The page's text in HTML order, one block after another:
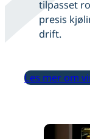
tilpasset
presis
drift.
Les mer om